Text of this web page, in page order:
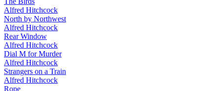
Alfred Hitchcock
North by Northwest
Alfred Hitchcock
Rear Window
Alfred Hitchcock
Dial M for Murder
Alfred Hitchcock
Strangers on a Train
Alfred Hitchcock
Rope